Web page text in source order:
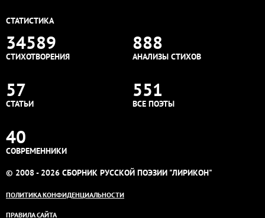
СТАТИСТИКА
34589
СТИХОТВОРЕНИЯ
888
АНАЛИЗЫ СТИХОВ
57
СТАТЬИ
551
ВСЕ ПОЭТЫ
40
СОВРЕМЕННИКИ
© 2008 - 2026 СБОРНИК РУССКОЙ ПОЭЗИИ "ЛИРИКОН"
ПОЛИТИКА КОНФИДЕНЦИАЛЬНОСТИ
ПРАВИЛА САЙТА